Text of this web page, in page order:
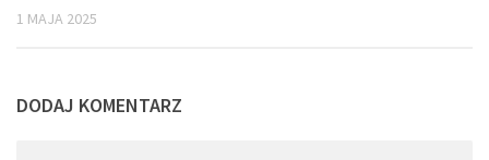
1 MAJA 2025
DODAJ KOMENTARZ